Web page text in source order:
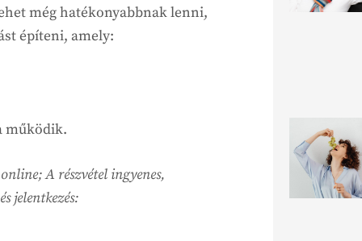
még hatékonyabbnak lenni,
építeni, amely:
működik.
A részvétel ingyenes,
jelentkezés: